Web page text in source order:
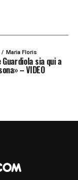
Maria Floris
sia qui a
– VIDEO